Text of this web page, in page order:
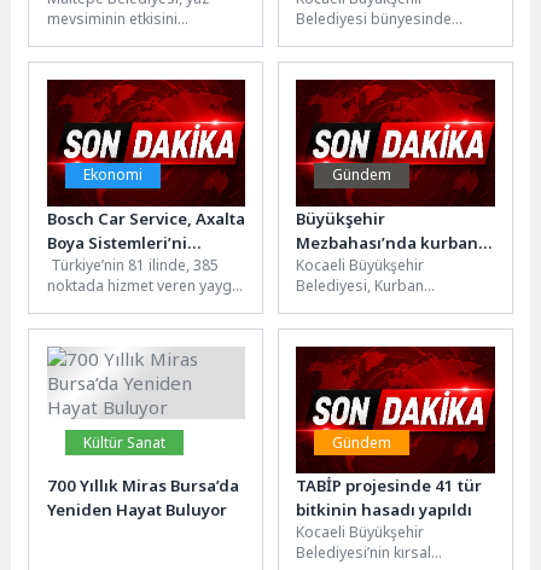
mevsiminin etkisini
genelindeki çevre bakım
çalışmalarına hız verdi.
Park...
Belediyesi bünyesinde
imza atan Gonca Engelsiz
Yaşam Merkezi, “Sanatta
Ben...
Ekonomi
Bosch Car Service, Axalta
Boya Sistemleri’ni
“Tercih Edilen İş Ortağı”
olarak belirledi
Türkiye’nin 81 ilinde, 385
noktada hizmet veren yaygın
olan Bosch Car Service,...
Gündem
Büyükşehir
Mezbahası’nda kurban
kesim işlemi tamam
Kocaeli Büyükşehir
Belediyesi, Kurban
kurban ibadetlerini sağlıklı,
güvenli ve dini usullere
uygun şekilde...
Kültür Sanat
700 Yıllık Miras Bursa’da
Yeniden Hayat Buluyor
Gündem
TABİP projesinde 41 tür
bitkinin hasadı yapıldı
Kocaeli Büyükşehir
Belediyesi’nin kırsal